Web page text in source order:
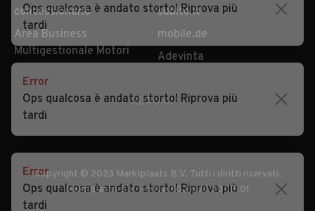
Area Business
Multigestionale Motori
mobile.de
Adevinta
Ops qualcosa è andato storto! Riprova più
tardi
Error
Ops qualcosa è andato storto! Riprova più
tardi
Error
Ops qualcosa è andato storto! Riprova più
tardi